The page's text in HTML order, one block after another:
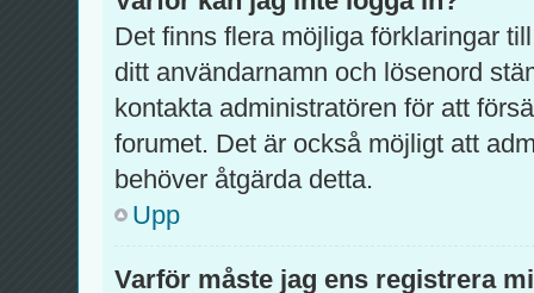
Det finns flera möjliga förklaringar
ditt användarnamn och lösenord
kontakta administratören för att
forumet. Det är också möjligt att
behöver åtgärda detta.
Upp
Varför måste jag ens registrera